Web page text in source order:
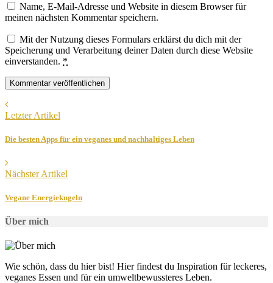
Name, E-Mail-Adresse und Website in diesem Browser für
meinen nächsten Kommentar speichern.
Mit der Nutzung dieses Formulars erklärst du dich mit der
Speicherung und Verarbeitung deiner Daten durch diese Website
einverstanden. *
Letzter Artikel
Die besten Apps für ein veganes und nachhaltiges Leben
Nächster Artikel
Vegane Energiekugeln
Über mich
Wie schön, dass du hier bist! Hier findest du Inspiration für leckeres,
veganes Essen und für ein umweltbewussteres Leben.